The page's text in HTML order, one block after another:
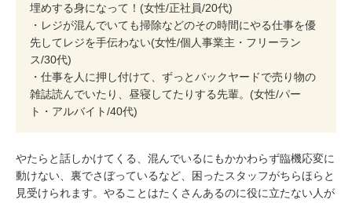
埋めする身になって！(女性/正社員/20代)
・レジが混んでいても掃除などのその時間にやる仕事を優
先してレジを手伝わない(女性/個人事業主・フリーラン
ス/30代)
・仕事を人に押し付けて、ずっとバックヤードで売り物の
雑誌読んでいたり、昼寝してたりする先輩。(女性/パー
ト・アルバイト/40代)
やたらと話しかけてくる、混んでいるにもかかわらず臨機応変に
動けない、裏でさぼっているなど、困ったスタッフがちらほらと
見受けられます。やることはたくさんあるのに役に立たない人が